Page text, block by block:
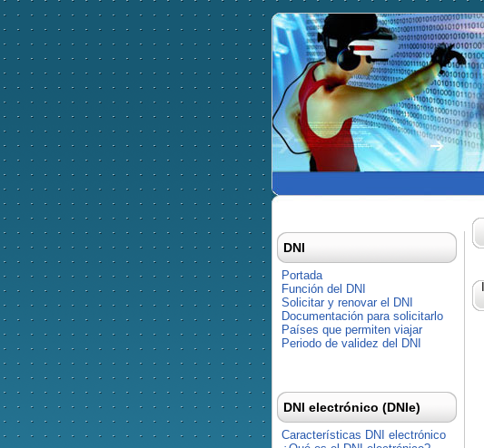
DNI
Portada
Función del DNI
Solicitar y renovar el DNI
Documentación para solicitarlo
Países que permiten viajar
Periodo de validez del DNI
DNI electrónico (DNIe)
Características DNI electrónico